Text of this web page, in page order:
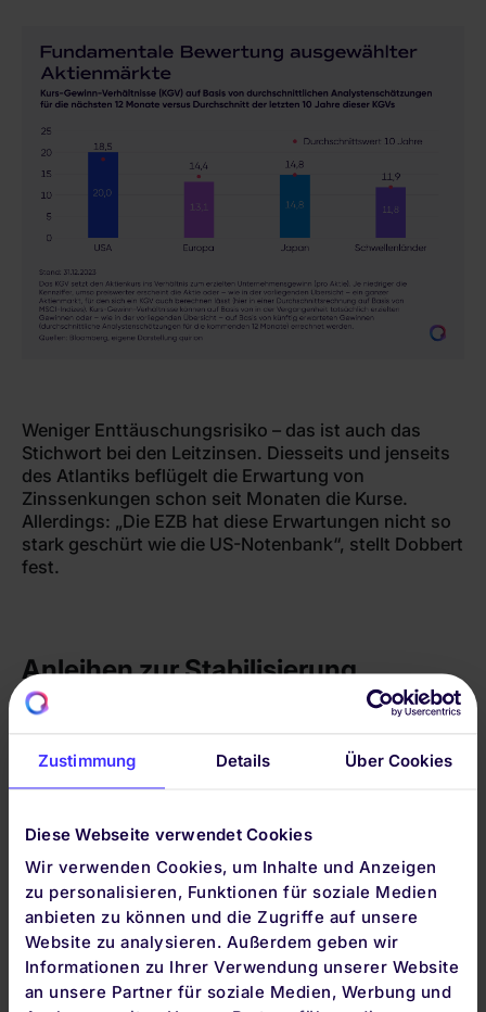
Zustimmung Details Über Cookies
Diese Webseite verwendet Cookies
Wir verwenden Cookies, um Inhalte und Anzeigen
zu personalisieren, Funktionen für soziale Medien
anbieten zu können und die Zugriffe auf unsere
Website zu analysieren. Außerdem geben wir
Informationen zu Ihrer Verwendung unserer Website
an unsere Partner für soziale Medien, Werbung und
Weniger Enttäuschungsrisiko – das ist auch das
Stichwort bei den Leitzinsen. Diesseits und jenseits
des Atlantiks beflügelt die Erwartung von
Zinssenkungen schon seit Monaten die Kurse.
Allerdings: „Die EZB hat diese Erwartungen nicht so
stark geschürt wie die US-Notenbank“, stellt Dobbert
fest.
Anleihen zur Stabilisierung
An den Aktienmärkten steht stets die Frage im Raum,
ob sich die bereits „eingepreisten“ Erwartungen
wirklich erfüllen, oder ob es Zeit für eine
eines reinen Aktieninvestments nicht einlassen will:
Die Beimischung von Anleihen kann ein Portfolio
stabilisieren.
„Allerdings können Wechselkursbewegungen den
stabilisierenden Effekt von Anleihen teilweise wieder
zunichtemachen“, erklärt Dobbert. Für Anleihen
außerhalb des Euroraums greife man deshalb auf